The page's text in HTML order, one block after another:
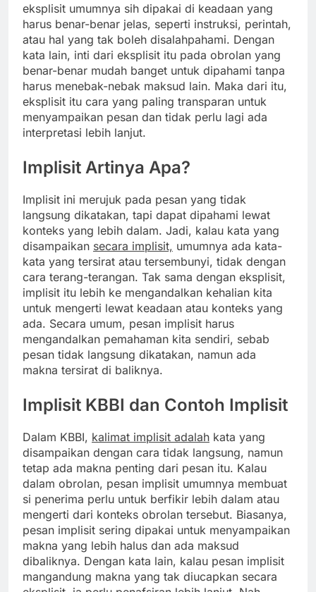
eksplisit umumnya sih dipakai di keadaan yang
harus benar-benar jelas, seperti instruksi, perintah,
atau hal yang tak boleh disalahpahami. Dengan
kata lain, inti dari eksplisit itu pada obrolan yang
benar-benar mudah banget untuk dipahami tanpa
harus menebak-nebak maksud lain. Maka dari itu,
eksplisit itu cara yang paling transparan untuk
menyampaikan pesan dan tidak perlu lagi ada
interpretasi lebih lanjut.
Implisit Artinya Apa?
Implisit ini merujuk pada pesan yang tidak
langsung dikatakan, tapi dapat dipahami lewat
konteks yang lebih dalam. Jadi, kalau kata yang
disampaikan secara implisit, umumnya ada kata-
kata yang tersirat atau tersembunyi, tidak dengan
cara terang-terangan. Tak sama dengan eksplisit,
implisit itu lebih ke mengandalkan kehalian kita
untuk mengerti lewat keadaan atau konteks yang
ada. Secara umum, pesan implisit harus
mengandalkan pemahaman kita sendiri, sebab
pesan tidak langsung dikatakan, namun ada
makna tersirat di baliknya.
Implisit KBBI dan Contoh Implisit
Dalam KBBI, kalimat implisit adalah kata yang
disampaikan dengan cara tidak langsung, namun
tetap ada makna penting dari pesan itu. Kalau
dalam obrolan, pesan implisit umumnya membuat
si penerima perlu untuk berfikir lebih dalam atau
mengerti dari konteks obrolan tersebut. Biasanya,
pesan implisit sering dipakai untuk menyampaikan
makna yang lebih halus dan ada maksud
dibaliknya. Dengan kata lain, kalau pesan implisit
mangandung makna yang tak diucapkan secara